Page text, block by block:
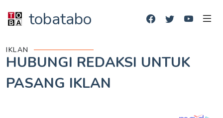
tobatabo
IKLAN
HUBUNGI REDAKSI UNTUK
PASANG IKLAN